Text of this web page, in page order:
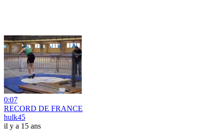
0:07
RECORD DE FRANCE
hulk45
il y a 15 ans